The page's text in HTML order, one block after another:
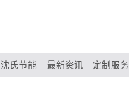
沈氏节能 最新资讯 定制服务